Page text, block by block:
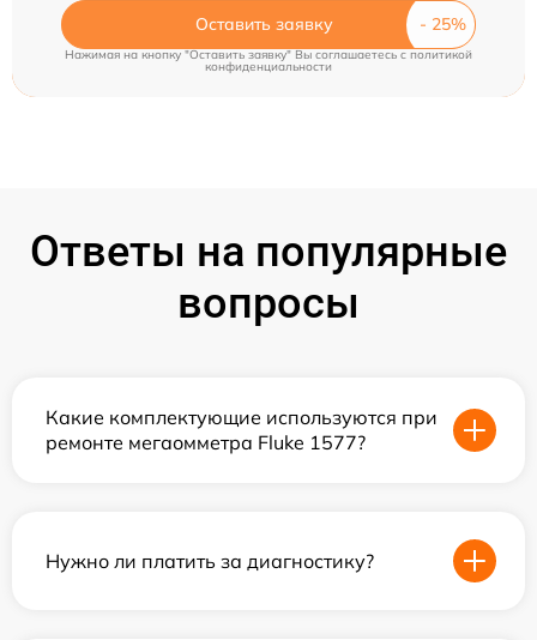
Оставить заявку
Нажимая на кнопку "Оставить заявку" Вы соглашаетесь cполитикой
конфиденциальности
Ответы на популярные
вопросы
Какие комплектующие используются при
ремонте мегаомметра Fluke 1577?
Нужно ли платить за диагностику?